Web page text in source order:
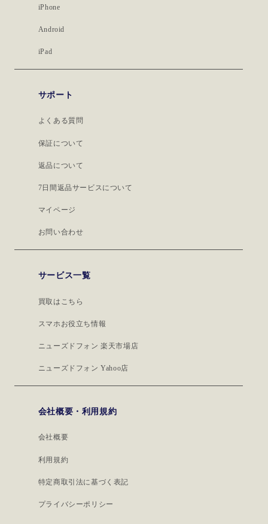
iPhone
Android
iPad
サポート
よくある質問
保証について
返品について
7日間返品サービスについて
マイページ
お問い合わせ
サービス一覧
買取はこちら
スマホお役立ち情報
ニューズドフォン 楽天市場店
ニューズドフォン Yahoo店
会社概要・利用規約
会社概要
利用規約
特定商取引法に基づく表記
プライバシーポリシー